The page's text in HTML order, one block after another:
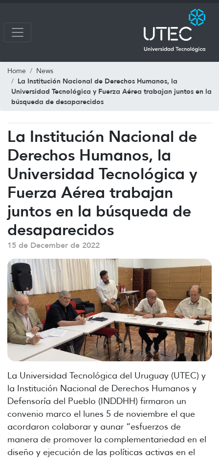
Home News
La Institución Nacional de Derechos Humanos, la
Universidad Tecnológica y Fuerza Aérea trabajan juntos en la
búsqueda de desaparecidos
La Institución Nacional de
Derechos Humanos, la
Universidad Tecnológica y
Fuerza Aérea trabajan
juntos en la búsqueda de
desaparecidos
15 de December de 2022
La Universidad Tecnológica del Uruguay (UTEC) y
la Institución Nacional de Derechos Humanos y
Defensoría del Pueblo (INDDHH) firmaron un
convenio marco el lunes 5 de noviembre el que
acordaron colaborar y aunar “esfuerzos de
manera de promover la complementariedad en el
diseño y ejecución de las políticas activas en el